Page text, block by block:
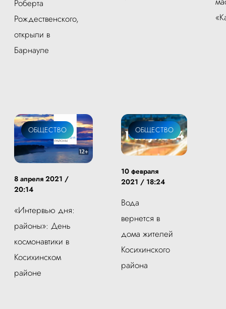
Роберта
Рождественского,
открыли в
Барнауле
ОБЩЕСТВО
8 апреля 2021 /
20:14
«Интервью дня:
районы»: День
космонавтики в
Косихинском
районе
ОБЩЕСТВО
10 февраля
2021 / 18:24
Вода
вернется в
дома жителей
Косихинского
района